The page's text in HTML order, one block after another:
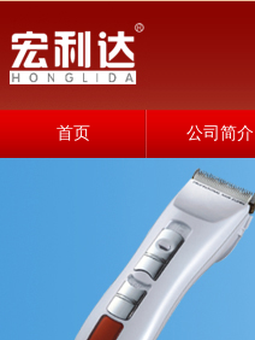
首页 公司简介